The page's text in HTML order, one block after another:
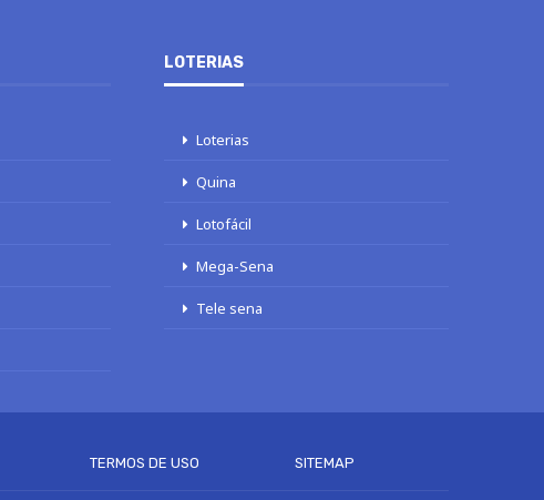
LOTERIAS
Loterias
Quina
Lotofácil
Mega-Sena
Tele sena
TERMOS DE USO SITEMAP